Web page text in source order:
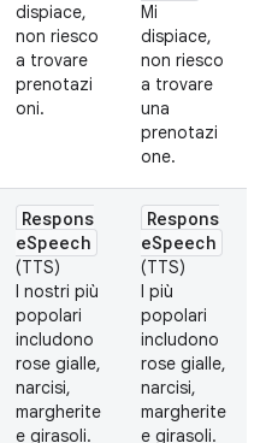
dispiace,
non riesco
a trovare
prenotazi
oni.
Mi
dispiace,
non riesco
a trovare
una
prenotazi
one.
Respons
eSpeech
(TTS)
I nostri più
popolari
includono
rose gialle,
narcisi,
margherite
e girasoli.
Respons
eSpeech
(TTS)
I più
popolari
includono
rose gialle,
narcisi,
margherite
e girasoli.